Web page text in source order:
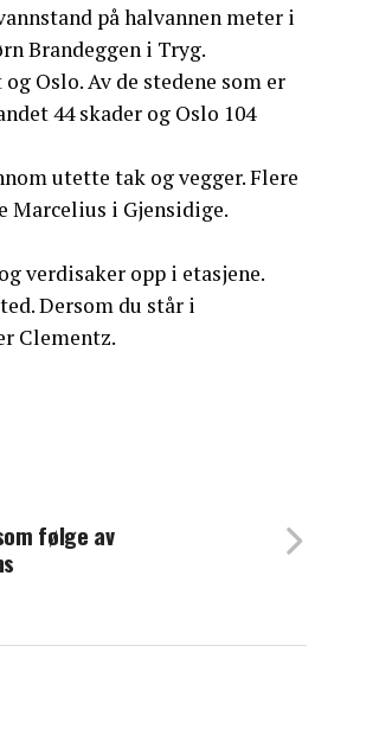
på halvannen meter i
Brandeggen i Tryg.
Oslo. Av de stedene som er
44 skader og Oslo 104
utette tak og vegger. Flere
Marcelius i Gjensidige.
verdisaker opp i etasjene.
Dersom du står i
Clementz.
følge av